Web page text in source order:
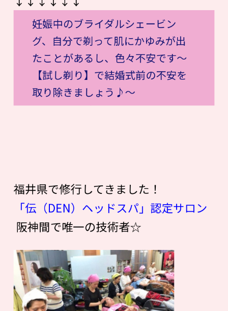
妊娠中のブライダルシェービン
グ、自分で剃って肌にかゆみが出
たことがあるし、色々不安です〜
【試し剃り】で結婚式前の不安を
取り除きましょう♪〜
福井県で修行してきました！
「伝（DEN）ヘッドスパ」認定サロン
阪神間で唯一の技術者☆